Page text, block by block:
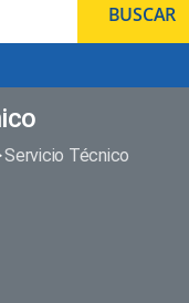
BUSCAR
Servicio Técnico